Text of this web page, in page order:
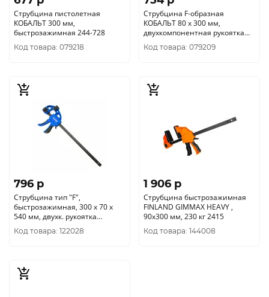
Струбцина пистолетная
КОБАЛЬТ 300 мм,
быстрозажимная 244-728
Код товара: 079218
Струбцина F-образная
КОБАЛЬТ 80 х 300 мм,
двухкомпонентная рукоятка
244-575
Код товара: 079209
796 p
Струбцина тип "F",
быстрозажимная, 300 х 70 х
540 мм, двухк. рукоятка
3307303
Код товара: 122028
1 906 p
Струбцина быстрозажимная
FINLAND GIMMAX HEAVY ,
90х300 мм, 230 кг 2415
Код товара: 144008